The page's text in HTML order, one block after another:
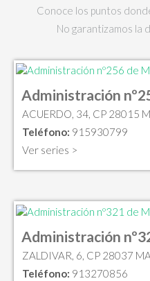
Conoce los puntos
No garantizamos la
Administración
ACUERDO, 34, CP 28015
Teléfono: 915930799
Ver series >
Administración
ZALDIVAR, 6, CP 28037
Teléfono: 913270856